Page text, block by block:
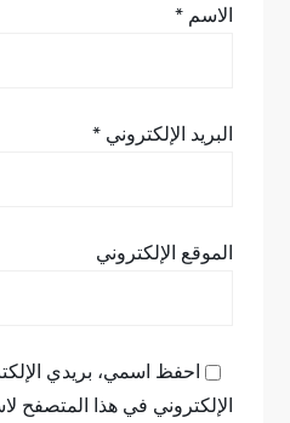
الاسم*
البريد الإلكتروني*
الموقع الإلكتروني
احفظ اسمي، بريدي
الإلكتروني في هذا المتصفح